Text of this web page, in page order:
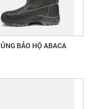
ỦNG BẢO HỘ ABACA